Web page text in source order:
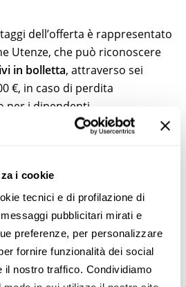
i cookie
tecnici e di profilazione di
pubblicitari mirati e
preferenze, per personalizzare
fornire funzionalità dei social
il nostro traffico. Condividiamo
dell’offerta è rappresentato
Utenze, che può riconoscere
in bolletta, attraverso sei
€, in caso di perdita
per i dipendenti.
professionisti, invece,
copertura fino a600 € in caso di
, secondo le condizioni e i limiti